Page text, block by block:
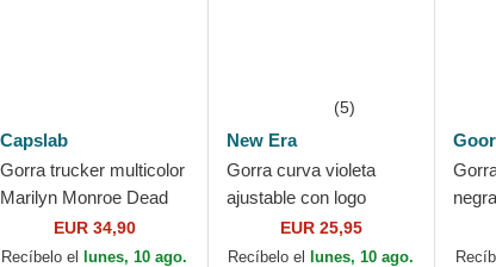
Capslab
Gorra trucker multicolor
Marilyn Monroe Dead
Stars Still Burn ART
DEAD Famous de
EUR 34,90
Recíbelo el lunes, 10 ago.
(5)
New Era
Gorra curva violeta
ajustable con logo
violeta para mujer
9FORTY League
EUR 25,95
Recíbelo el lunes, 10 ago.